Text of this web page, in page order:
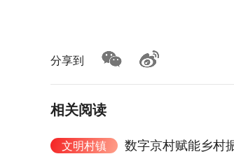
分享到
相关阅读
文明村镇 数字京村赋能乡村